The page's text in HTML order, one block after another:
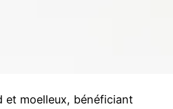
et moelleux, bénéficiant